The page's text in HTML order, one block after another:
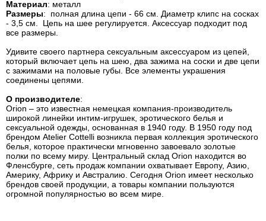
Материал: металл
Размеры: полная длина цепи - 66 см. Диаметр клипс на сосках
- 3,5 см. Цепь на шее регулируется. Аксессуар подходит под
все размеры.
Удивите своего партнера сексуальным аксессуаром из цепей,
который включает цепь на шею, два зажима на соски и две цепи
с зажимами на половые губы. Все элементы украшения
соединены цепями.
О производителе:
Orion – это известная немецкая компания-производитель
широкой линейки интим-игрушек, эротического белья и
сексуальной одежды, основанная в 1940 году. В 1950 году под
брендом Atelier Cottelli возникла первая коллекция эротического
белья, которое практически мгновенно завоевало золотые
полки по всему миру. Центральный склад Orion находится во
Фленсбурге, сеть продаж компании охватывает Европу, Азию,
Америку, Африку и Австралию. Сегодня Orion имеет несколько
брендов своей продукции, а товары компании пользуются
огромной популярностью во всем мире.